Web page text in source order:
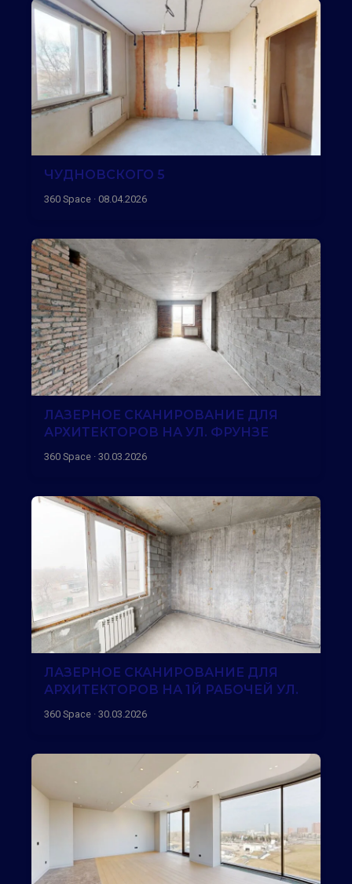
ЧУДНОВСКОГО 5
360 Space · 08.04.2026
ЛАЗЕРНОЕ СКАНИРОВАНИЕ ДЛЯ
АРХИТЕКТОРОВ НА УЛ. ФРУНЗЕ
360 Space · 30.03.2026
ЛАЗЕРНОЕ СКАНИРОВАНИЕ ДЛЯ
АРХИТЕКТОРОВ НА 1Й РАБОЧЕЙ УЛ.
360 Space · 30.03.2026